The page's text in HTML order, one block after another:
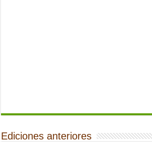
Ediciones anteriores